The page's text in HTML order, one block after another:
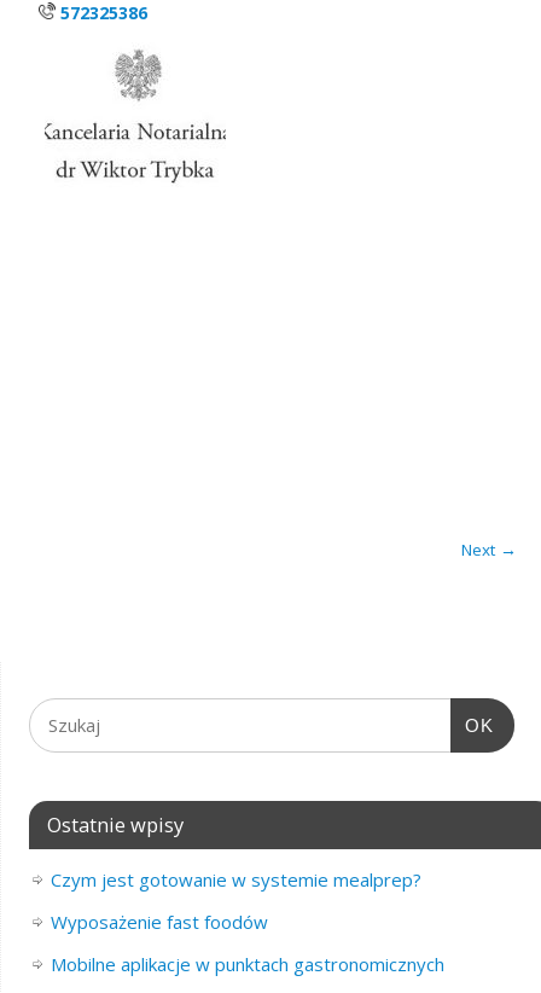
572325386
Next →
OK
Ostatnie wpisy
Czym jest gotowanie w systemie mealprep?
Wyposażenie fast foodów
Mobilne aplikacje w punktach gastronomicznych